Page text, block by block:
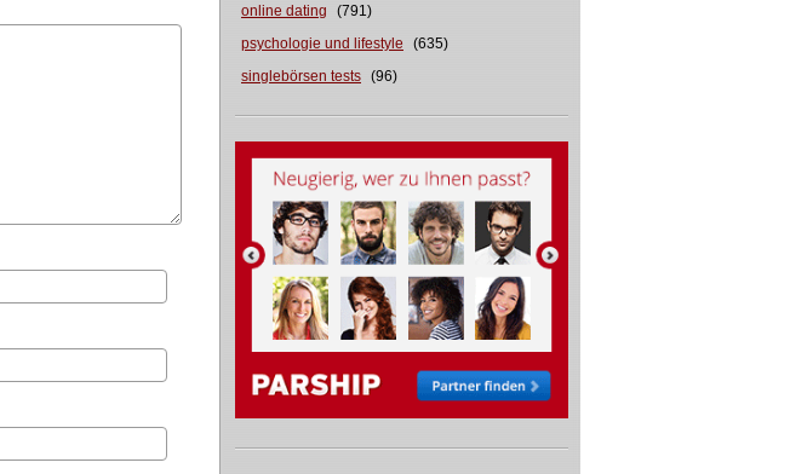
online dating
(791)
psychologie und lifestyle
(635)
singlebörsen tests (96)